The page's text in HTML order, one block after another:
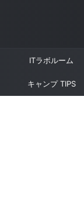
ITラボルーム
キャンプ TIPS